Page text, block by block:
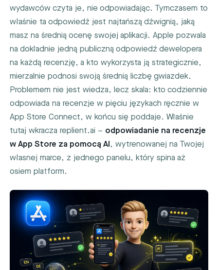
wydawców czyta je, nie odpowiadając. Tymczasem to
właśnie ta odpowiedź jest najtańszą dźwignią, jaką
masz na średnią ocenę swojej aplikacji. Apple pozwala
na dokładnie jedną publiczną odpowiedź dewelopera
na każdą recenzję, a kto wykorzysta ją strategicznie,
mierzalnie podnosi swoją średnią liczbę gwiazdek.
Problemem nie jest wiedza, lecz skala: kto codziennie
odpowiada na recenzje w pięciu językach ręcznie w
App Store Connect, w końcu się poddaje. Właśnie
tutaj wkracza replient.ai – odpowiadanie na recenzje
w App Store za pomocą AI, wytrenowanej na Twojej
własnej marce, z jednego panelu, który spina aż
osiem platform.